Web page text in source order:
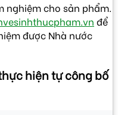
nghiệm cho sản phẩm.
để
được Nhà nước
hiện tự công bố